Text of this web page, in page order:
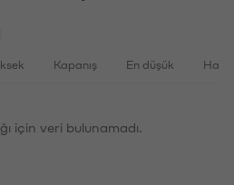
Kapanış En düşük
için veri bulunamadı.